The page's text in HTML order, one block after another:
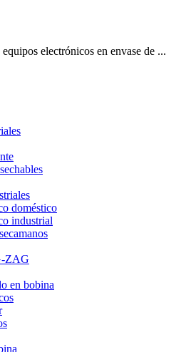
electrónicos en envase de ...
doméstico
industrial
ZAG
en bobina